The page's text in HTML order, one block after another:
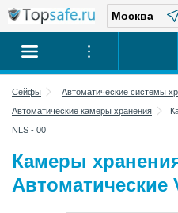
Сейфы
Автоматические системы
Автоматические камеры хранения
NLS - 00
Камеры
Автоматические